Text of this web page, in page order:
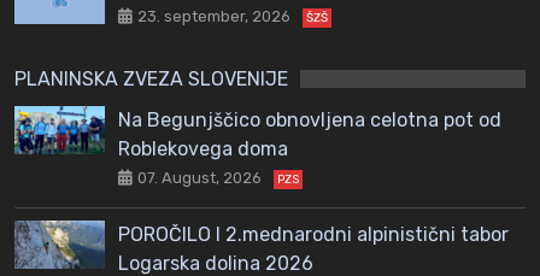
23. september, 2026 ŠZŠ
PLANINSKA ZVEZA SLOVENIJE
Na Begunjščico obnovljena celotna pot od
Roblekovega doma
07. August, 2026 PZS
POROČILO I 2.mednarodni alpinistični tabor
Logarska dolina 2026